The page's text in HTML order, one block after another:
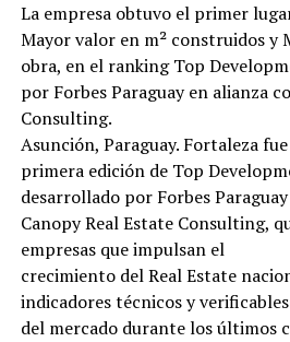
La empresa obtuvo el primer
Mayor valor en m² construidos y
obra, en el ranking Top
por Forbes Paraguay en alianza
Consulting.
Asunción, Paraguay. Fortaleza
primera edición de Top
desarrollado por Forbes
Canopy Real Estate Consulting,
empresas que impulsan el
crecimiento del Real Estate
indicadores técnicos y
del mercado durante los últimos